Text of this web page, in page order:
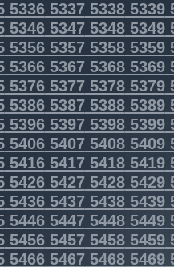
5336533753385339
5346534753485349
5356535753585359
5366536753685369
5376537753785379
5386538753885389
5396539753985399
5406540754085409
5416541754185419
5426542754285429
5436543754385439
5446544754485449
5456545754585459
5466546754685469